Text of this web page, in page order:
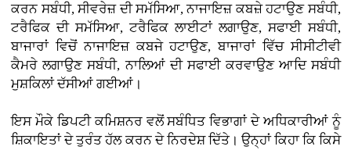
ਕਰਨ ਸਬੰਧੀ, ਸੀਵਰੇਜ਼ ਦੀ ਸਮੱਸਿਆ, ਨਾਜਾਇਜ਼ ਕਬਜ਼ੇ ਹਟਾਉਣ ਸਬੰਧੀ,
ਟਰੈਫਿਕ ਦੀ ਸਮੱਸਿਆ, ਟਰੈਫਿਕ ਲਾਈਟਾਂ ਲਗਾਉਣ, ਸਫਾਈ ਸਬੰਧੀ,
ਬਾਜਾਰਾਂ ਵਿਚੋਂ ਨਾਜਾਇਜ਼ ਕਬਜੇ ਹਟਾਉਣ, ਬਾਜਾਰਾਂ ਵਿੱਚ ਸੀਸੀਟੀਵੀ
ਕੈਮਰੇ ਲਗਾਉਣ ਸਬੰਧੀ, ਨਾਲਿਆਂ ਦੀ ਸਫਾਈ ਕਰਵਾਉਣ ਆਦਿ ਸਬੰਧੀ
ਮੁਸ਼ਕਿਲਾਂ ਦੱਸੀਆਂ ਗਈਆਂ।
ਇਸ ਮੌਕੇ ਡਿਪਟੀ ਕਮਿਸ਼ਨਰ ਵਲੋਂ ਸਬੰਧਿਤ ਵਿਭਾਗਾਂ ਦੇ ਅਧਿਕਾਰੀਆਂ ਨੂੰ
ਸ਼ਿਕਾਇਤਾਂ ਦੇ ਤੁਰੰਤ ਹੱਲ ਕਰਨ ਦੇ ਨਿਰਦੇਸ਼ ਦਿੱਤੇ। ਉਨ੍ਹਾਂ ਕਿਹਾ ਕਿ ਕਿਸੇ